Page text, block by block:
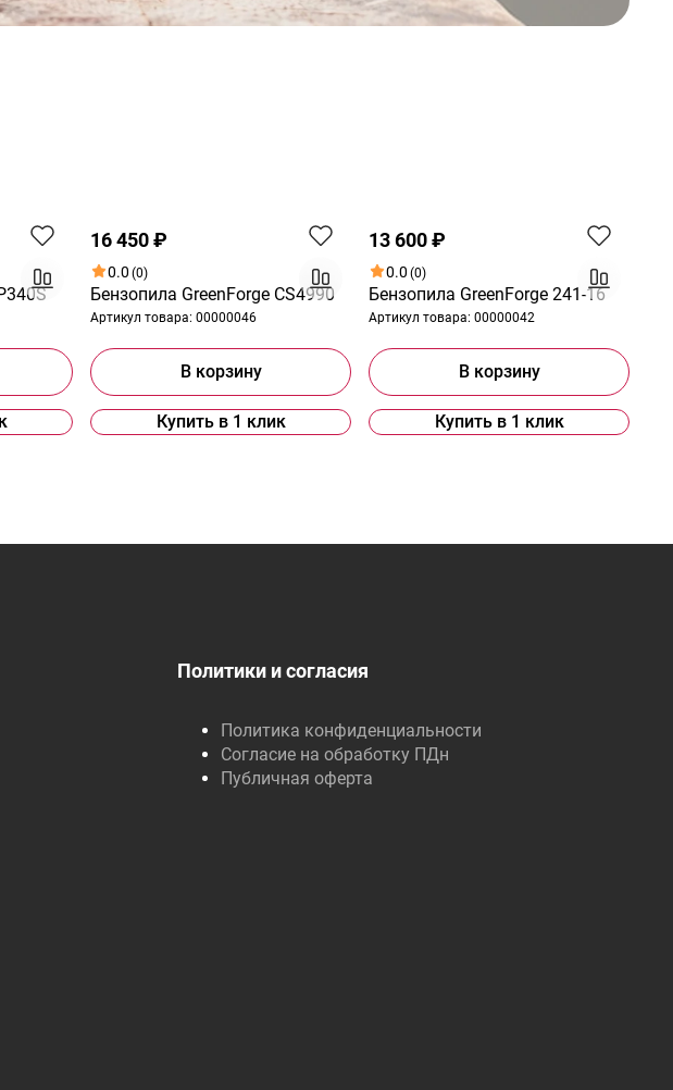
16 450 ₽
0.0 (0)
Бензопила GreenForge CS4990
Артикул товара: 00000046
В корзину
Купить в 1 клик
13 600 ₽
0.0 (0)
Бензопила GreenForge 241-16
Артикул товара: 00000042
В корзину
Купить в 1 клик
Политики и согласия
Политика конфиденциальности
Согласие на обработку ПДн
Публичная оферта